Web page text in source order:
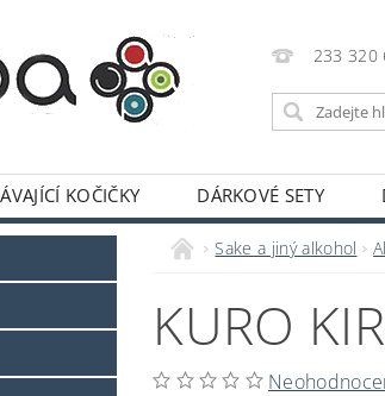
233 320
KOČIČKY DÁRKOVÉ SETY
A DOCHUCOVADLA NUDLE A
SAKE A JINÝ ALKOHOL
KOSMETIKA OSTATNÍ
MRAŽENÉ ZBOŽÍ
Sake a jiný alkohol
KURO